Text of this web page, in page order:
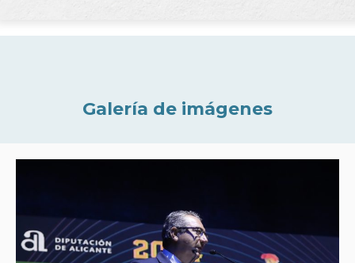
Galería de imágenes